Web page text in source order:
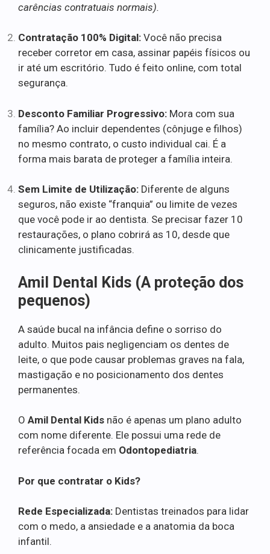
carências contratuais normais).
Contratação 100% Digital: Você não precisa
receber corretor em casa, assinar papéis físicos ou
ir até um escritório. Tudo é feito online, com total
segurança.
Desconto Familiar Progressivo: Mora com sua
família? Ao incluir dependentes (cônjuge e filhos)
no mesmo contrato, o custo individual cai. É a
forma mais barata de proteger a família inteira.
Sem Limite de Utilização: Diferente de alguns
seguros, não existe “franquia” ou limite de vezes
que você pode ir ao dentista. Se precisar fazer 10
restaurações, o plano cobrirá as 10, desde que
clinicamente justificadas.
Amil Dental Kids (A proteção dos
pequenos)
A saúde bucal na infância define o sorriso do
adulto. Muitos pais negligenciam os dentes de
leite, o que pode causar problemas graves na fala,
mastigação e no posicionamento dos dentes
permanentes.
O Amil Dental Kids não é apenas um plano adulto
com nome diferente. Ele possui uma rede de
referência focada em Odontopediatria.
Por que contratar o Kids?
Rede Especializada: Dentistas treinados para lidar
com o medo, a ansiedade e a anatomia da boca
infantil.